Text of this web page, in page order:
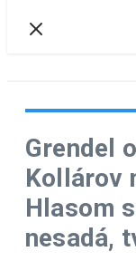
Grendel
Kollárov
Hlasom
nesadá,